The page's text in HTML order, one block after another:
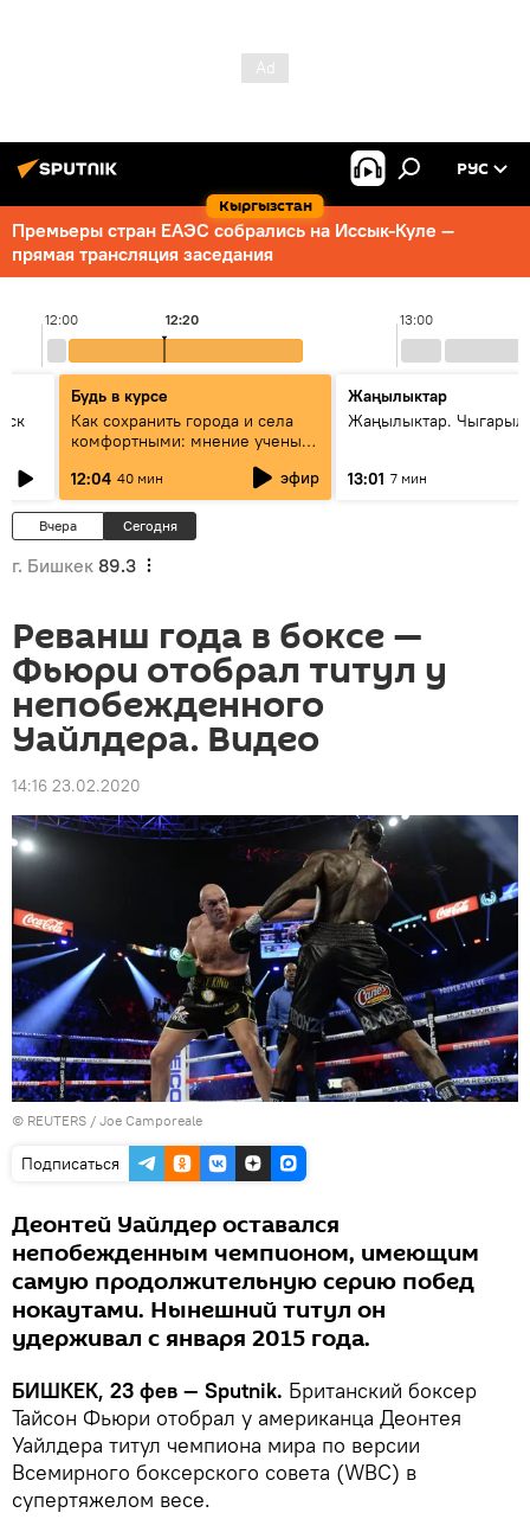
Кыргызстан
РУС
Премьеры стран ЕАЭС собрались на Иссык-Куле —
прямая трансляция заседания
12:00 13:00
12:20
Будь в курсе
Как сохранить города и села
комфортными: мнение ученых
12:04 40 мин эфир
Жаңылыктар
Жаңылыктар.
13:01 7 мин
Вчера Сегодня
г. Бишкек 89.3
Реванш года в боксе —
Фьюри отобрал титул у
непобежденного
Уайлдера. Видео
14:16 23.02.2020
© REUTERS / Joe Camporeale
Подписаться
Деонтей Уайлдер оставался
непобежденным чемпионом, имеющим
самую продолжительную серию побед
нокаутами. Нынешний титул он
удерживал с января 2015 года.
БИШКЕК, 23 фев — Sputnik. Британский боксер
Тайсон Фьюри отобрал у американца Деонтея
Уайлдера титул чемпиона мира по версии
Всемирного боксерского совета (WBC) в
супертяжелом весе.